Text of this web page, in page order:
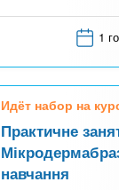
1
Идёт набор на
Практичне
навчання